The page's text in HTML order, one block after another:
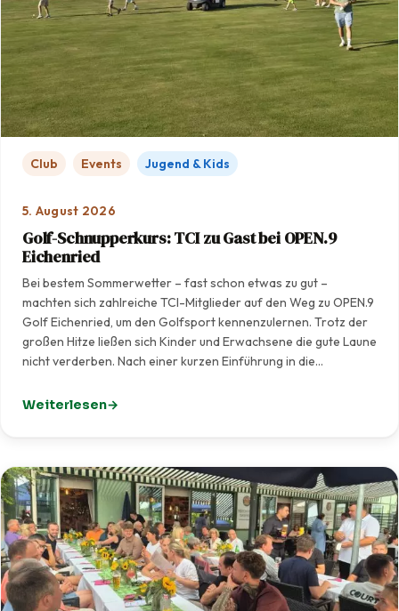
Club Events Jugend & Kids
5. August 2026
Golf-Schnupperkurs: TCI zu Gast bei OPEN.9
Eichenried
Bei bestem Sommerwetter – fast schon etwas zu gut –
machten sich zahlreiche TCI-Mitglieder auf den Weg zu OPEN.9
Golf Eichenried, um den Golfsport kennenzulernen. Trotz der
großen Hitze ließen sich Kinder und Erwachsene die gute Laune
nicht verderben. Nach einer kurzen Einführung in die…
Weiterlesen
: Golf-Schnupperkurs: TCI zu Gast bei OPEN.9